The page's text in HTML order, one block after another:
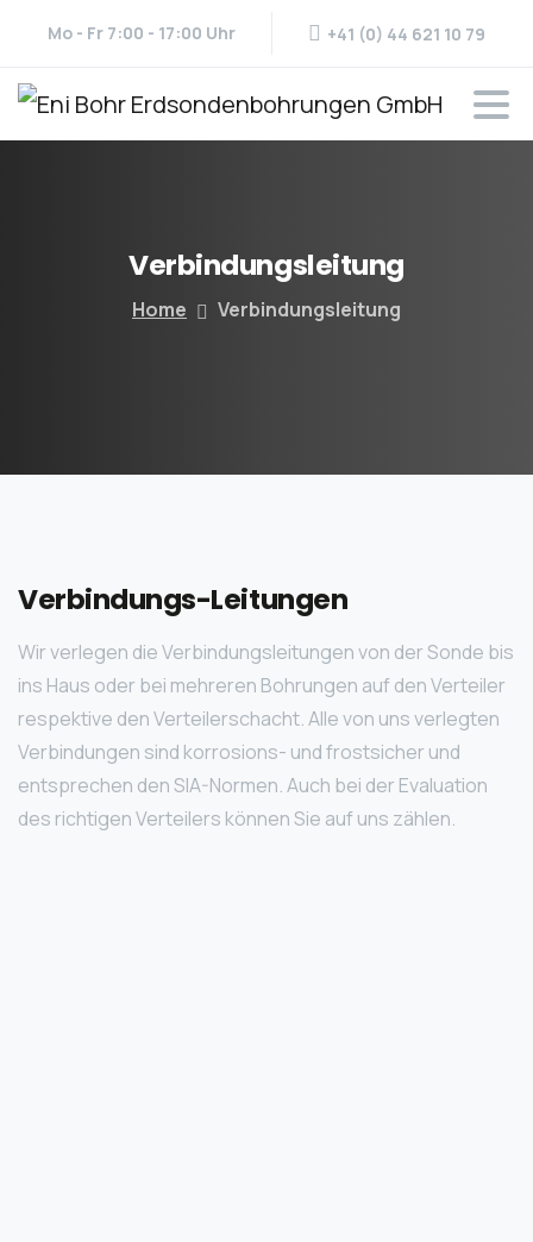
Mo - Fr 7:00 - 17:00 Uhr +41 (0) 44 621 10 79
Verbindungsleitung
Home Verbindungsleitung
Verbindungs-Leitungen
Wir verlegen die Verbindungsleitungen von der Sonde bis
ins Haus oder bei mehreren Bohrungen auf den Verteiler
respektive den Verteilerschacht. Alle von uns verlegten
Verbindungen sind korrosions- und frostsicher und
entsprechen den SIA-Normen. Auch bei der Evaluation
des richtigen Verteilers können Sie auf uns zählen.